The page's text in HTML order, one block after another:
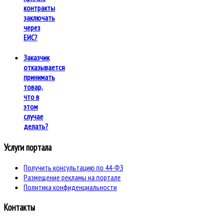
контракты
заключать
через
ЕИС?
Заказчик
отказывается
принимать
товар,
что в
этом
случае
делать?
Услуги портала
Получить консультацию по 44-ФЗ
Размещение рекламы на портале
Политика конфиденциальности
Контакты